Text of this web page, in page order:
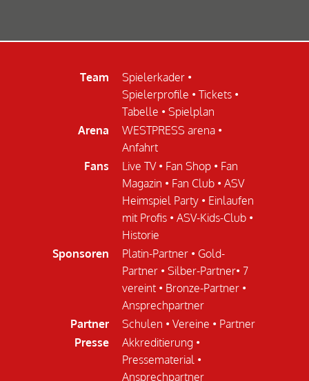
Team Spielerkader •
Spielerprofile • Tickets •
Tabelle • Spielplan
Arena
WESTPRESS arena •
Anfahrt
Fans
Live TV• Fan Shop • Fan
Magazin • Fan Club • ASV
Heimspiel Party • Einlaufen
mit Profis • ASV-Kids-Club •
Historie
Sponsoren
Platin-Partner • Gold-
Partner • Silber-Partner• 7
vereint • Bronze-Partner •
Ansprechpartner
Partner
Schulen • Vereine • Partner
Presse
Akkreditierung •
Pressematerial •
Ansprechpartner